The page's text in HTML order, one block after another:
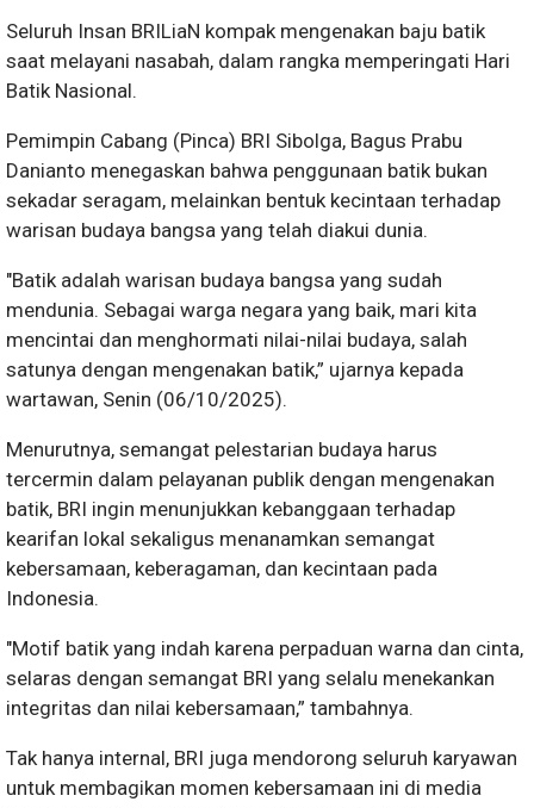
Seluruh Insan BRILiaN kompak mengenakan baju batik
saat melayani nasabah, dalam rangka memperingati Hari
Batik Nasional.
Pemimpin Cabang (Pinca) BRI Sibolga, Bagus Prabu
Danianto menegaskan bahwa penggunaan batik bukan
sekadar seragam, melainkan bentuk kecintaan terhadap
warisan budaya bangsa yang telah diakui dunia.
"Batik adalah warisan budaya bangsa yang sudah
mendunia. Sebagai warga negara yang baik, mari kita
mencintai dan menghormati nilai-nilai budaya, salah
satunya dengan mengenakan batik,” ujarnya kepada
wartawan, Senin (06/10/2025).
Menurutnya, semangat pelestarian budaya harus
tercermin dalam pelayanan publik dengan mengenakan
batik, BRI ingin menunjukkan kebanggaan terhadap
kearifan lokal sekaligus menanamkan semangat
kebersamaan, keberagaman, dan kecintaan pada
Indonesia.
"Motif batik yang indah karena perpaduan warna dan cinta,
selaras dengan semangat BRI yang selalu menekankan
integritas dan nilai kebersamaan,” tambahnya.
Tak hanya internal, BRI juga mendorong seluruh karyawan
untuk membagikan momen kebersamaan ini di media